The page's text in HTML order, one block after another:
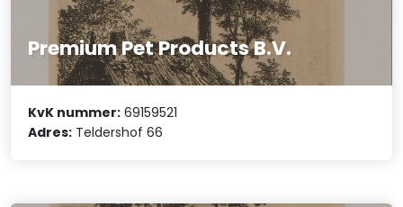
Premium Pet Products B.V.
KvK nummer: 69159521
Adres: Teldershof 66